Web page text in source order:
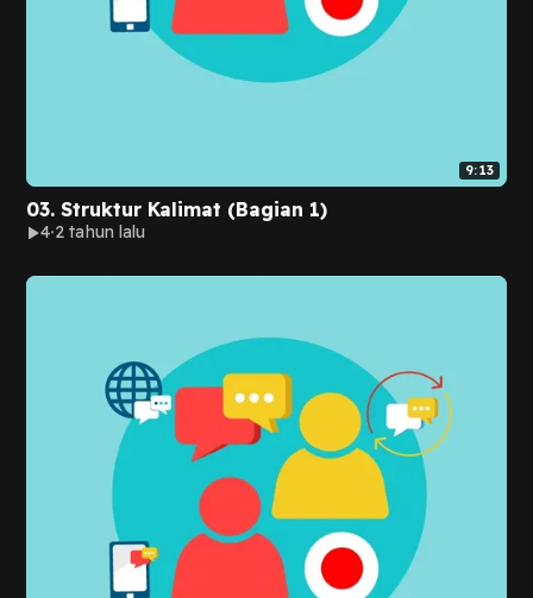
9:13
03. Struktur Kalimat (Bagian 1)
4 2 tahun lalu